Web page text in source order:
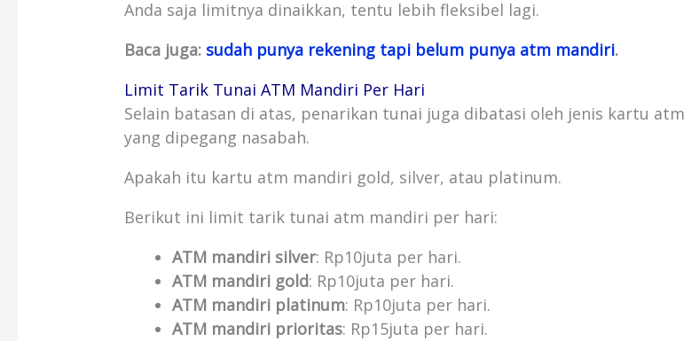
Anda saja limitnya dinaikkan, tentu lebih fleksibel lagi.
Baca juga: sudah punya rekening tapi belum punya atm mandiri.
Limit Tarik Tunai ATM Mandiri Per Hari
Selain batasan di atas, penarikan tunai juga dibatasi oleh jenis kartu atm
yang dipegang nasabah.
Apakah itu kartu atm mandiri gold, silver, atau platinum.
Berikut ini limit tarik tunai atm mandiri per hari:
ATM mandiri silver: Rp10juta per hari.
ATM mandiri gold: Rp10juta per hari.
ATM mandiri platinum: Rp10juta per hari.
ATM mandiri prioritas: Rp15juta per hari.